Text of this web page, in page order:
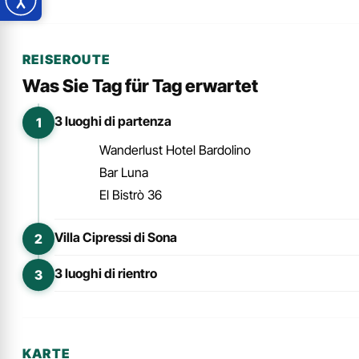
REISEROUTE
Was Sie Tag für Tag erwartet
1
3 luoghi di partenza
Wanderlust Hotel Bardolino
Bar Luna
El Bistrò 36
2
Villa Cipressi di Sona
Passeggiata, picnic e degustazione nel vigneto
3
3 luoghi di rientro
KARTE